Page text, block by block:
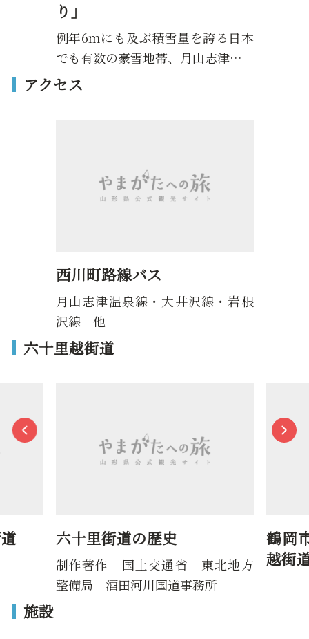
り」
例年6mにも及ぶ積雪量を誇る日本
でも有数の豪雪地帯、月山志津…
アクセス
西川町路線バス
月山志津温泉線・大井沢線・岩根
沢線 他
六十里越街道
通省 東北地方
道事務所
鶴岡市「出羽の古道 六十
越街道情報」
施設